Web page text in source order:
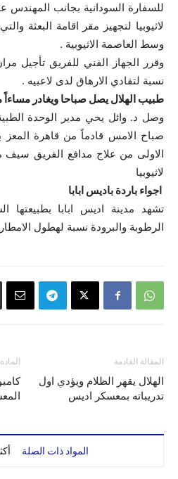
للسفارة السودانية بجانب المهندس
لاثيوبيا لتجهيز مقر اقامة البعثة
وسط العاصمة الاثيوبية .
وقرر الجهاز الفني للفريق تأجيل
نسبة لتفادي الارهاق لدى لاعبيه .
طبيب الهلال يصل صباحا ويغادر مساءاً
وصل د. وائل يحي مدير الوحدة
صباح الامس قادماً من قاهرة
الاولى من علاج مدافع الفريق سيف
لاثيوبيا
اجواء باردة باديس ابابا
تشهد مدينة اديس ابابا بطبيعتها
الرطوبة والبرودة نسبة لهطول
المقالة القادمة
الهلال يقهر الظلام ويؤدي اول
تدريباته بمعسكر اديس
المواد ذات الصلة